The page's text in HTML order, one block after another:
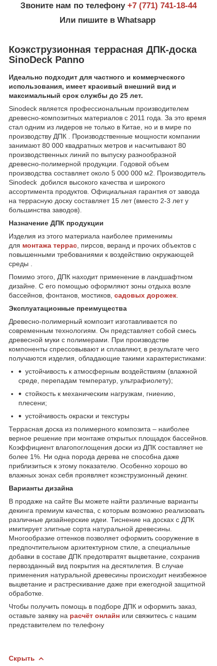
Звоните нам по телефону +7 (771) 741-18-44
Или пишите в Whatsapp
Коэкструзионная террасная ДПК-доска
SinoDeck Panno
Идеально подходит для частного и коммерческого
использования, имеет красивый внешний вид и
максимальный срок службы до 25 лет.
Sinodeck является профессиональным производителем
древесно-композитных материалов с 2011 года. За это время
стал одним из лидеров не только в Китае, но и в мире по
производству ДПК . Производственные мощности компании
занимают 80 000 квадратных метров и насчитывают 80
производственных линий по выпуску разнообразной
древесно-полимерной продукции. Годовой объем
производства составляет около 5 000 000 м2. Производитель
Sinodeck добился высокого качества и широкого
ассортимента продуктов. Официальная гарантия от завода
на террасную доску составляет 15 лет (вместо 2-3 лет у
большинства заводов).
Назначение ДПК продукции
Изделия из этого материала наиболее применимы
для монтажа террас , пирсов, веранд и прочих объектов с
повышенными требованиями к воздействию окружающей
среды .
Помимо этого, ДПК находит применение в ландшафтном
дизайне. С его помощью оформляют зоны отдыха возле
бассейнов, фонтанов, мостиков, садовых дорожек
Эксплуатационные преимущества
Древесно-полимерный композит изготавливается по
современным технологиям. Он представляет собой смесь
древесной муки с полимерами. При производстве
компоненты спрессовывают и сплавляют, в результате чего
получаются изделия, обладающие такими характеристиками:
устойчивость к атмосферным воздействиям (влажной
среде, перепадам температур, ультрафиолету);
стойкость к механическим нагрузкам, гниению,
плесени;
устойчивость окраски и текстуры
Террасная доска из полимерного композита – наиболее
верное решение при монтаже открытых площадок бассейнов.
Коэффициент влагопоглощения доски из ДПК составляет не
более 1%. Ни одна порода дерева не способна даже
приблизиться к этому показателю. Особенно хорошо во
влажных зонах себя проявляет коэкструзионный декинг.
Варианты дизайна
В продаже на сайте Вы можете найти различные варианты
декинга премиум качества, с которым возможно реализовать
различные дизайнерские идеи. Тиснение на досках с ДПК
имитирует элитные сорта натуральной древесины.
Многообразие оттенков позволяет оформить сооружение в
предпочтительном архитектурном стиле, а специальные
добавки в составе ДПК предотвратят выцветание, сохранив
первозданный вид покрытия на десятилетия. В случае
применения натуральной древесины происходит неизбежное
выцветание и растрескивание даже при ежегодной защитной
обработке.
Чтобы получить помощь в подборе ДПК и оформить заказ,
оставьте заявку на расчёт онлайн или свяжитесь с нашим
представителем по телефону
Скрыть